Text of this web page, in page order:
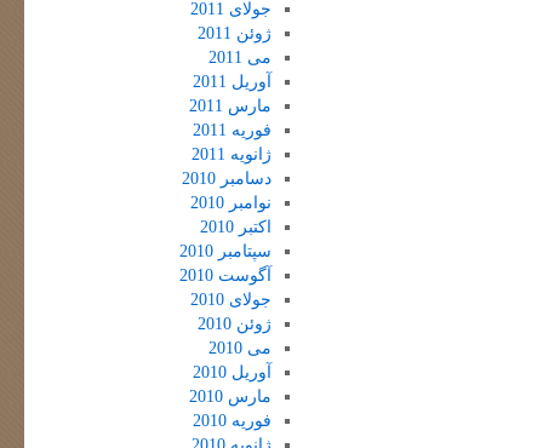
جولای 2011
ژوئن 2011
می 2011
آوریل 2011
مارس 2011
فوریه 2011
ژانویه 2011
دسامبر 2010
نوامبر 2010
اکتبر 2010
سپتامبر 2010
آگوست 2010
جولای 2010
ژوئن 2010
می 2010
آوریل 2010
مارس 2010
فوریه 2010